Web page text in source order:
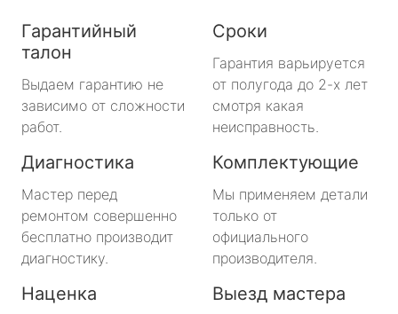
Гарантийный
талон
Выдаем гарантию не
зависимо от сложности
работ.
Сроки
Гарантия варьируется
от полугода до 2-х лет
смотря какая
неисправность.
Диагностика
Мастер перед
ремонтом совершенно
бесплатно производит
диагностику.
Комплектующие
Мы применяем детали
только от
официального
производителя.
Наценка Выезд мастера